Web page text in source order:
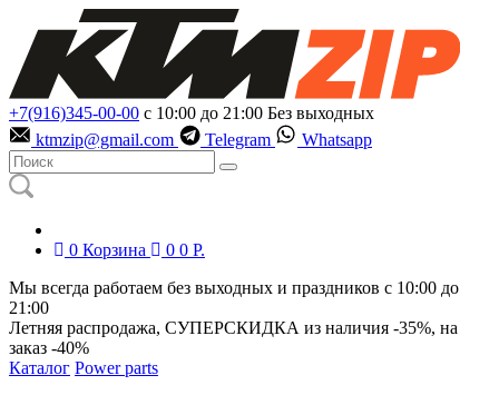
+7(916)345-00-00 с 10:00 до 21:00 Без выходных
ktmzip@gmail.com
Telegram Whatsapp
0 Корзина 0 0 Р.
Мы всегда работаем без выходных и праздников с 10:00 до
21:00
Летняя распродажа, СУПЕРСКИДКА из наличия -35%, на
заказ -40%
Каталог Power parts